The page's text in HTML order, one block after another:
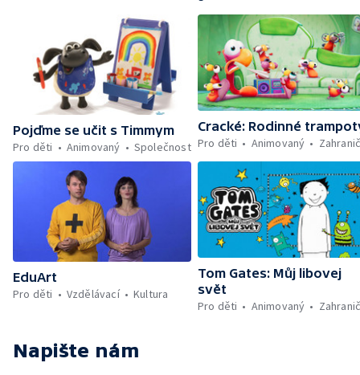
Pojďme se učit s Timmym
Pro děti
Animovaný Společnost
Cracké: Rodinné
Pro děti
Animovaný
EduArt
Pro děti
Vzdělávací Kultura
Tom Gates: Můj libovej
svět
Pro děti
Animovaný
Napište nám